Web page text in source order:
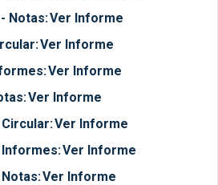
Notas:Ver Informe
Ver Informe
Ver Informe
Ver Informe
Ver Informe
Informes:Ver Informe
Ver Informe